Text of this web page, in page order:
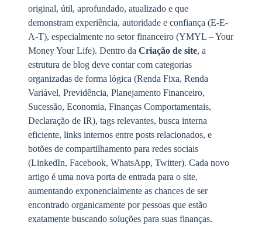
original, útil, aprofundado, atualizado e que
demonstram experiência, autoridade e confiança (E-E-
A-T), especialmente no setor financeiro (YMYL – Your
Money Your Life). Dentro da Criação de site, a
estrutura de blog deve contar com categorias
organizadas de forma lógica (Renda Fixa, Renda
Variável, Previdência, Planejamento Financeiro,
Sucessão, Economia, Finanças Comportamentais,
Declaração de IR), tags relevantes, busca interna
eficiente, links internos entre posts relacionados, e
botões de compartilhamento para redes sociais
(LinkedIn, Facebook, WhatsApp, Twitter). Cada novo
artigo é uma nova porta de entrada para o site,
aumentando exponencialmente as chances de ser
encontrado organicamente por pessoas que estão
exatamente buscando soluções para suas finanças.